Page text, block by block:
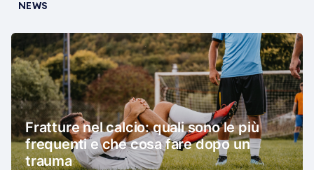
NEWS
Fratture nel calcio: quali sono le più
frequenti e che cosa fare dopo un
trauma